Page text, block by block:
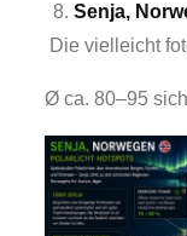
Senja,
Die vielleicht
Ø ca. 80–95